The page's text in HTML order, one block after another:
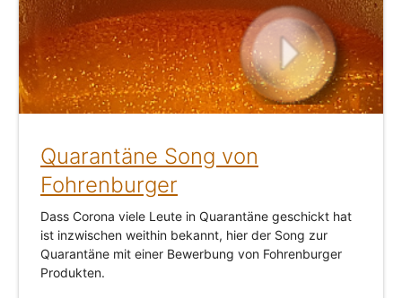
Quarantäne Song von
Fohrenburger
Dass Corona viele Leute in Quarantäne geschickt hat
ist inzwischen weithin bekannt, hier der Song zur
Quarantäne mit einer Bewerbung von Fohrenburger
Produkten.